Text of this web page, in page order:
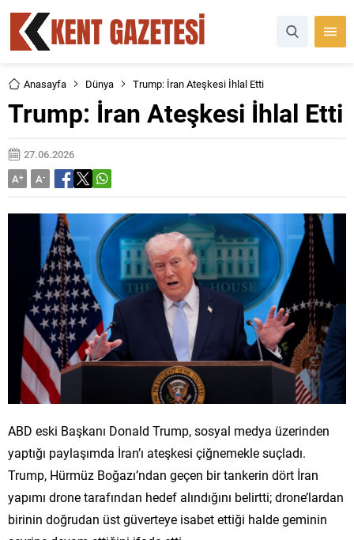
Anasayfa Dünya Trump: İran Ateşkesi İhlal Etti
Trump: İran Ateşkesi İhlal Etti
27.06.2026
A+ A-
ABD eski Başkanı Donald Trump, sosyal medya üzerinden
yaptığı paylaşımda İran’ı ateşkesi çiğnemekle suçladı.
Trump, Hürmüz Boğazı’ndan geçen bir tankerin dört İran
yapımı drone tarafından hedef alındığını belirtti; drone’lardan
birinin doğrudan üst güverteye isabet ettiği halde geminin